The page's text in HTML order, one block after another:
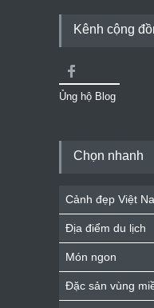
Kênh cộng
Ủng hộ Blog
Chọn nhanh
Cảnh đẹp Việt
Địa điểm du lịch
Món ngon
Đặc sản vùng